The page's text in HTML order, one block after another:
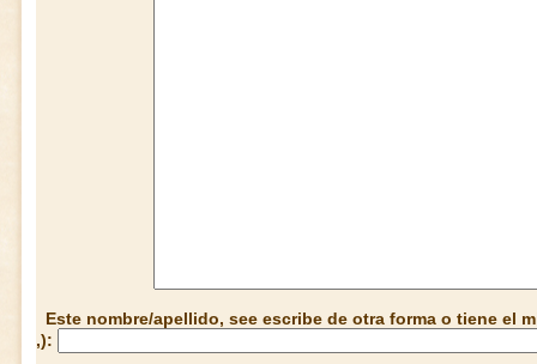
Este nombre/apellido, see escribe de otra forma o tiene el
,):